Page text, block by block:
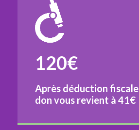
120€
Après déduction
don vous revient à 41€